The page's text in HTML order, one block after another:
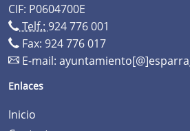
CIF: P0604700E
Telf.: 924 776 001
Fax: 924 776 017
E-mail:
Enlaces
Inicio